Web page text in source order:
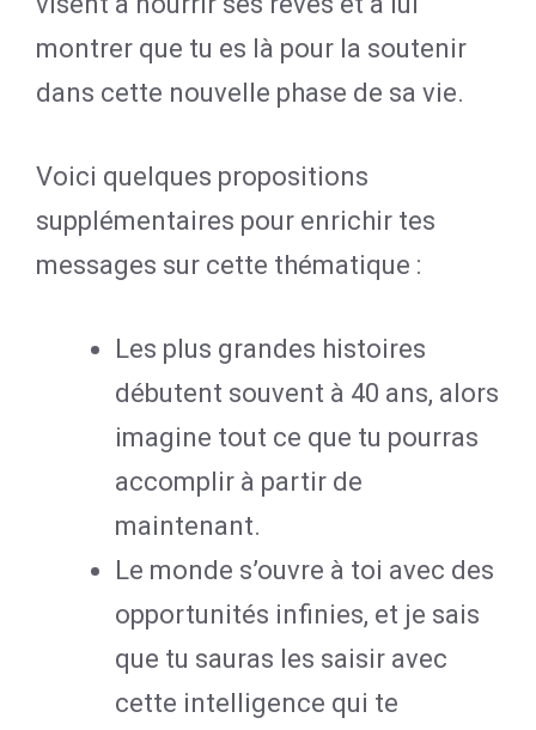
montrer que tu es là pour la soutenir
dans cette nouvelle phase de sa vie.
Voici quelques propositions
supplémentaires pour enrichir tes
messages sur cette thématique :
Les plus grandes histoires
débutent souvent à 40 ans, alors
imagine tout ce que tu pourras
accomplir à partir de
maintenant.
Le monde s’ouvre à toi avec des
opportunités infinies, et je sais
que tu sauras les saisir avec
cette intelligence qui te